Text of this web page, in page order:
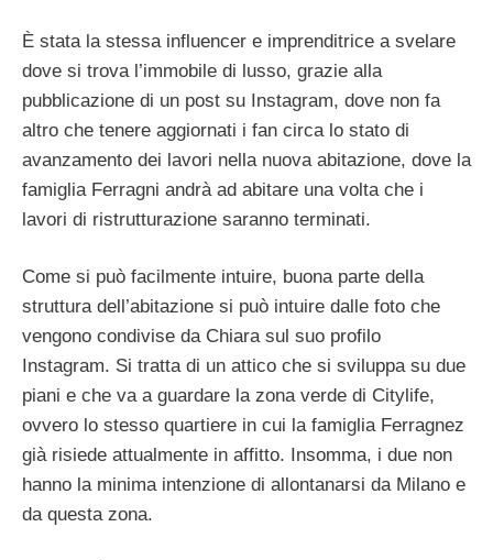
È stata la stessa influencer e imprenditrice a svelare
dove si trova l’immobile di lusso, grazie alla
pubblicazione di un post su Instagram, dove non fa
altro che tenere aggiornati i fan circa lo stato di
avanzamento dei lavori nella nuova abitazione, dove la
famiglia Ferragni andrà ad abitare una volta che i
lavori di ristrutturazione saranno terminati.
Come si può facilmente intuire, buona parte della
struttura dell’abitazione si può intuire dalle foto che
vengono condivise da Chiara sul suo profilo
Instagram. Si tratta di un attico che si sviluppa su due
piani e che va a guardare la zona verde di Citylife,
ovvero lo stesso quartiere in cui la famiglia Ferragnez
già risiede attualmente in affitto. Insomma, i due non
hanno la minima intenzione di allontanarsi da Milano e
da questa zona.